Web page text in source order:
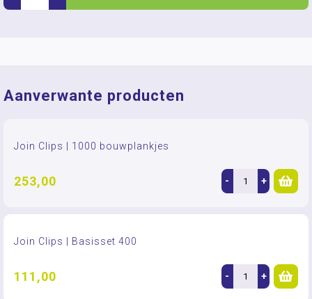
Aanverwante producten
Join Clips | 1000 bouwplankjes
253,00 - +
Join Clips | Basisset 400
111,00 - +